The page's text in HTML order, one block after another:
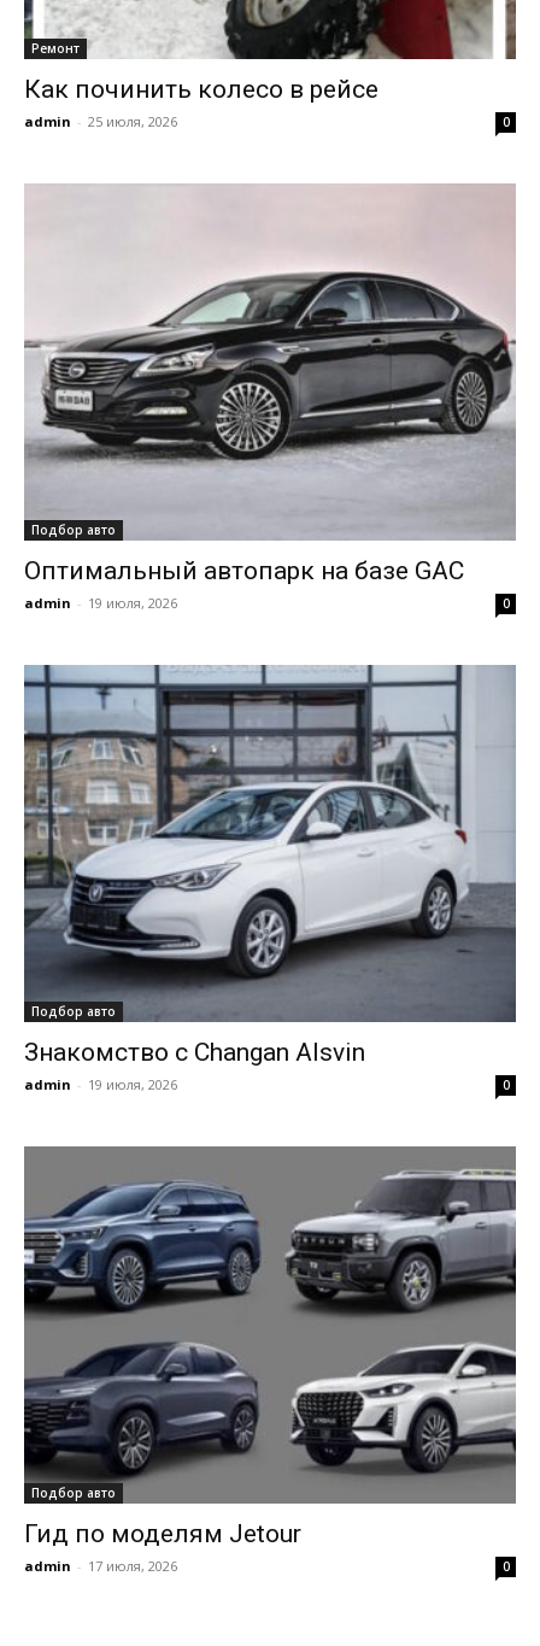
Ремонт
Как починить колесо в рейсе
admin - 25 июля, 2026 0
Подбор авто
Оптимальный автопарк на базе GAC
admin - 19 июля, 2026 0
Подбор авто
Знакомство с Changan Alsvin
admin - 19 июля, 2026 0
Подбор авто
Гид по моделям Jetour
admin - 17 июля, 2026 0